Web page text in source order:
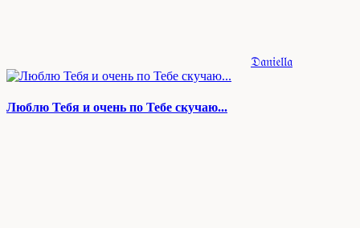
𝔇𝔞𝔫𝔦𝔢𝔩𝔩𝔞
Люблю Тебя и очень по Тебе скучаю...